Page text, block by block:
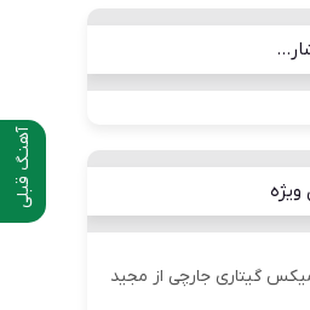
آهنـگ قبلی
گیتاری جارچی از مجید